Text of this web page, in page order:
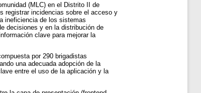
(MLC) en el Distrito II de
registrar incidencias sobre el acceso y
ineficiencia de los sistemas
decisiones y en la distribución de
clave para mejorar la
por 290 brigadistas
una adecuada adopción de la
entre el uso de la aplicación y la